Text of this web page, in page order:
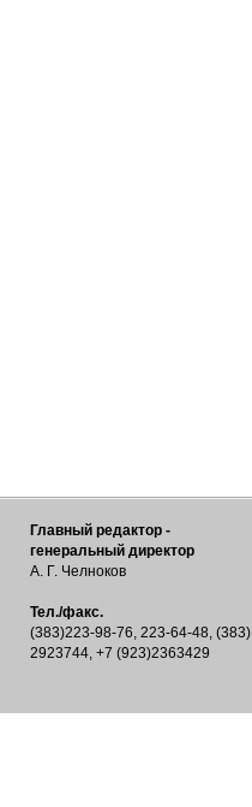
Главный редактор -
генеральный директор
А. Г. Челноков
Тел./факс.
(383)223-98-76, 223-64-48, (383)
2923744, +7 (923)2363429